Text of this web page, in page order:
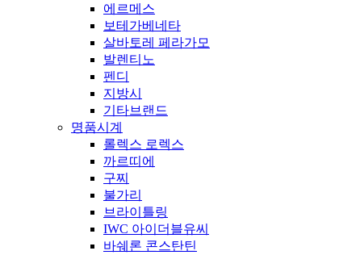
에르메스
보테가베네타
살바토레 페라가모
발렌티노
펜디
지방시
기타브랜드
명품시계
롤렉스 로렉스
까르띠에
구찌
불가리
브라이틀링
IWC 아이더블유씨
바쉐론 콘스탄틴